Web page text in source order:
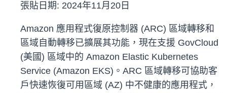
張貼日期: 2024年11月20日
Amazon 應用程式復原控制器 (ARC) 區域轉移和
區域自動轉移已擴展其功能，現在支援 GovCloud
(美國) 區域中的 Amazon Elastic Kubernetes
Service (Amazon EKS)。ARC 區域轉移可協助客
戶快速恢復可用區域 (AZ) 中不健康的應用程式，